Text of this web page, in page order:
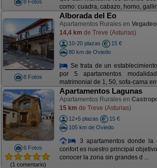
8 Fotos
como: cuadra, cabazo, horno,
8 Fotos
Alborada del Eo
Apartamentos Rurales en Vegadeo
14,4 km de Treve (Asturias)
10-20 plazas
15 €
80 km de Oviedo
Se trata de un
por 5 apartamentos
matrimonial de 1, 50, sofa-cama
6 Fotos
(1 comentario)
Apartamentos Lagunas
Apartamentos Rurales en
15 km de Treve (Asturias)
12+5 plazas
15 €
105 km de Oviedo
3 apartamentos donde
confort es nuestro principal
conocer la zona sin grandes d ...